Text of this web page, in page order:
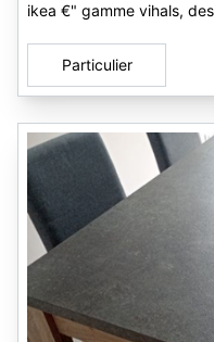
ikea €" gamme vihals,
Particulier